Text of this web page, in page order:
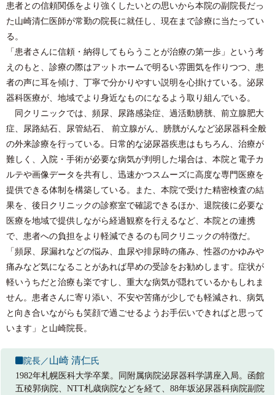
患者との信頼関係をより強くしたいとの思いから本院の副院長だっ
た山崎清仁医師が常勤の院長に就任し、現在まで診療に当たってい
る。
「患者さんに信頼・納得してもらうことが治療の第一歩」という考
えのもと、診療の際はアットホームで明るい雰囲気を作りつつ、患
者の声に耳を傾け、丁寧で分かりやすい説明を心掛けている。泌尿
器科医療が、地域でより身近なものになるよう取り組んでいる。
同クリニックでは、頻尿、尿路感染症、過活動膀胱、前立腺肥大
症、尿路結石、尿管結石、 前立腺がん、膀胱がんなど泌尿器科全般
の外来診療を行っている。日常的な泌尿器疾患はもちろん、治療が
難しく、入院・手術が必要な病気が判明した場合は、本院と電子カ
ルテや画像データを共有し、迅速かつスムーズに高度な専門医療を
提供できる体制を構築している。また、本院で受けた精密検査の結
果を、後日クリニックの診察室で確認できるほか、退院後に必要な
医療を地域で提供しながら経過観察を行えるなど、本院との連携
で、患者への負担をより軽減できるのも同クリニックの特徴だ。
「頻尿、尿漏れなどの悩み、血尿や排尿時の痛み、性器のかゆみや
痛みなど気になることがあれば早めの受診をお勧めします。症状が
軽いうちだと治療も楽ですし、重大な病気が隠れているかもしれま
せん。患者さんに寄り添い、不安や苦痛が少しでも軽減され、病気
と向き合いながらも笑顔で過ごせるようお手伝いできればと思って
います」と山崎院長。
院長／山崎 清仁氏
1982年札幌医科大学卒業。同附属病院泌尿器科学講座入局。函館
五稜郭病院、NTT札歳病院などを経て、88年坂泌尿器科病院副院